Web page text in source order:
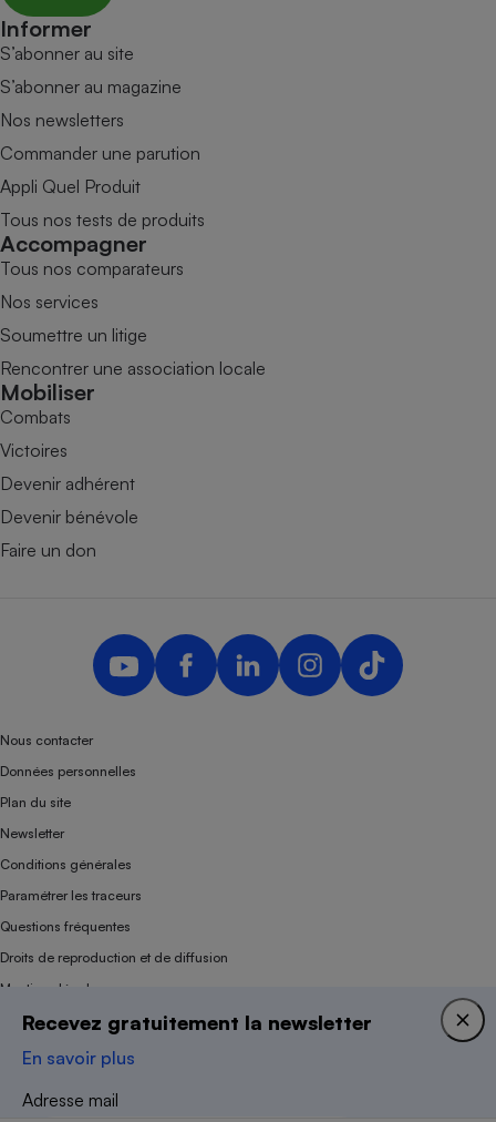
Recevez gratuitement la newsletter
En savoir plus
Adresse mail
Informer
S’abonner au site
S’abonner au magazine
Nos newsletters
Commander une parution
Appli Quel Produit
Tous nos tests de produits
Accompagner
Tous nos comparateurs
Nos services
Soumettre un litige
Rencontrer une association locale
Mobiliser
Combats
Victoires
Devenir adhérent
Devenir bénévole
Faire un don
Nous contacter
Données personnelles
Plan du site
Newsletter
Conditions générales
Paramétrer les traceurs
Questions fréquentes
Droits de reproduction et de diffusion
Mentions légales
Panel
Association indépendante de l’État, des syndicats, des producteurs et des
distributeurs depuis 1951.